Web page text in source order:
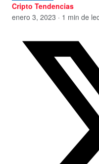
Cripto Tendencias
enero 3, 2023 · 1 min de